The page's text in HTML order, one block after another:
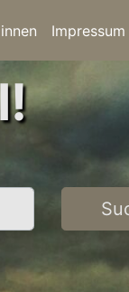
Impressum